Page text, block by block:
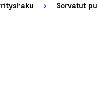
Sorvatut